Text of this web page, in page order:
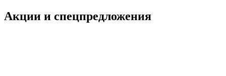
Акции и спецпредложения